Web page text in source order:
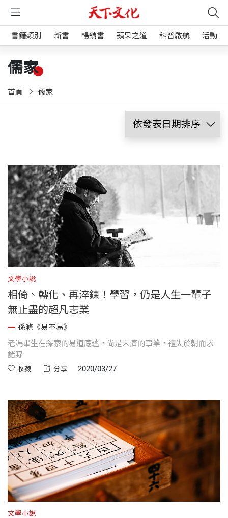
書籍類別 新書 暢銷書 蘋果之道 科普啟航 活動
儒家
首頁 儒家
文學小說
相倚、轉化、再淬鍊！學習，仍是人生一輩子
無止盡的超凡志業
孫滌《易不易》
老馮畢生在探索的易道底蘊，尚是未濟的事業，禮失於朝而求
諸野
收藏 分享 2020/03/27
文學小說